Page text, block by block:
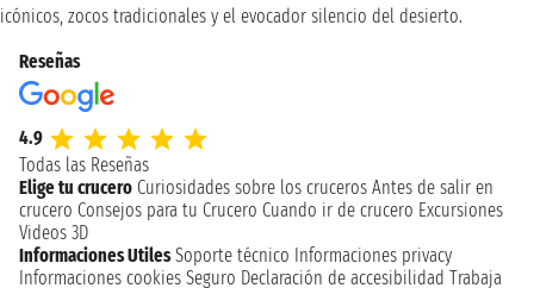
icónicos, zocos tradicionales y el evocador silencio del desierto.
Reseñas
4.9
Todas las Reseñas
Elige tu crucero Curiosidades sobre los cruceros Antes de salir en
crucero Consejos para tu Crucero Cuando ir de crucero Excursiones
Videos 3D
Informaciones Utiles Soporte técnico Informaciones privacy
Informaciones cookies Seguro Declaración de accesibilidad Trabaja